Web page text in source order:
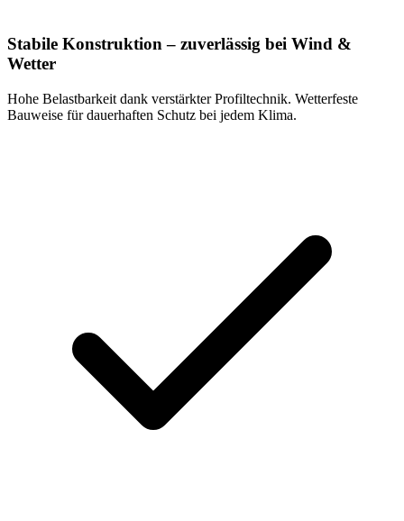
Stabile Konstruktion – zuverlässig bei Wind &
Wetter
Hohe Belastbarkeit dank verstärkter Profiltechnik. Wetterfeste
Bauweise für dauerhaften Schutz bei jedem Klima.